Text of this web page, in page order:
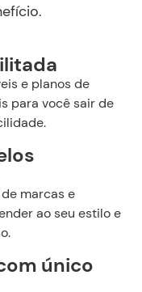
e planos de
para você sair de
marcas e
ao seu estilo e
único